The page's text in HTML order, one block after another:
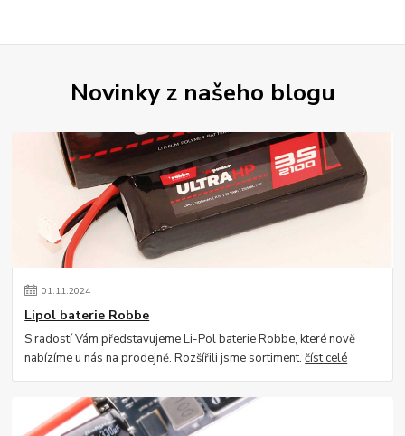
Novinky z našeho blogu
01.11.2024
Lipol baterie Robbe
S radostí Vám představujeme Li-Pol baterie Robbe, které nově
nabízíme u nás na prodejně. Rozšířili jsme sortiment.číst celé